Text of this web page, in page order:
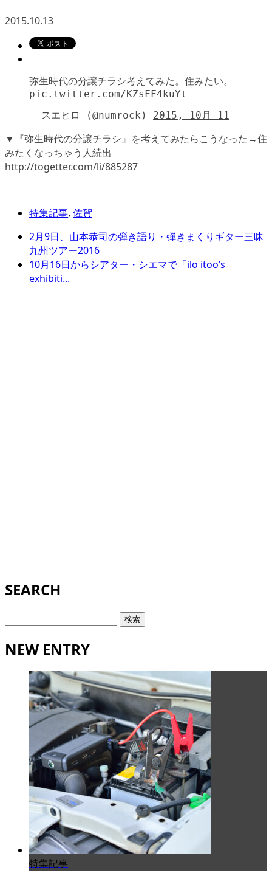
2015.10.13
弥生時代の分譲チラシ考えてみた。住みたい。
pic.twitter.com/KZsFF4kuYt
— スエヒロ (@numrock) 2015, 10月 11
▼『弥生時代の分譲チラシ』を考えてみたらこうなった→住
みたくなっちゃう人続出
http://togetter.com/li/885287
特集記事, 佐賀
2月9日、山本恭司の弾き語り・弾きまくりギター三昧
九州ツアー2016
10月16日からシアター・シエマで「ilo itoo’s
exhibiti...
SEARCH
検
NEW ENTRY
特集記事